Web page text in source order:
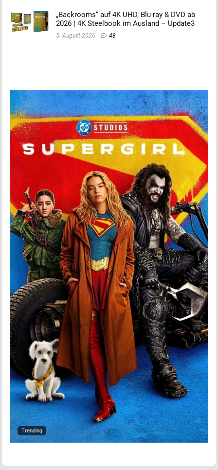
„Backrooms“ auf 4K UHD, Blu-ray & DVD ab
2026 | 4K Steelbook im Ausland – Update3
5. August 2026 48
Trending